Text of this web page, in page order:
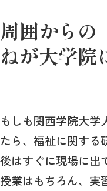
周囲からの
ねが大学院
もしも関西学院大学
たら、福祉に関する
後はすぐに現場に出
授業はもちろん、実